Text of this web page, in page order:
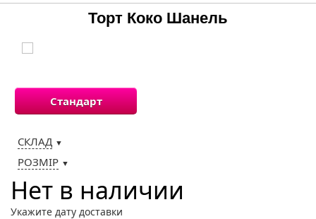
Торт Коко Шанель
Стандарт
СКЛАД ▼
РОЗМІР ▼
Нет в наличии
Укажите дату доставки